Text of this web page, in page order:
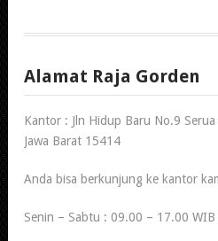
Alamat Raja Gorden
Kantor : Jln Hidup Baru No.9
Jawa Barat 15414
Anda bisa berkunjung ke kantor
Senin – Sabtu : 09.00 – 17.00 WIB